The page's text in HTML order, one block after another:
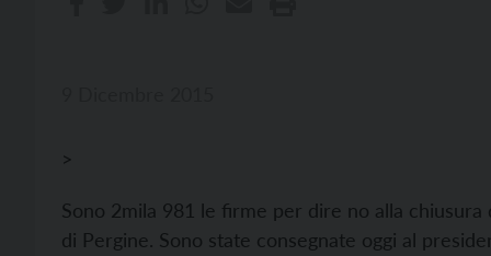
>
Sono 2mila 981 le firme per dire no alla
di Pergine. Sono state consegnate oggi al